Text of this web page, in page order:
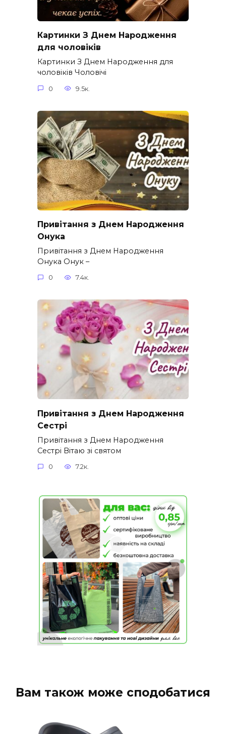
Картинки З Днем Народження
для чоловіків​
Картинки З Днем Народження для
чоловіків​ Чоловічі
0 9.5к.
Привітання з Днем Народження
Онука
Привітання з Днем Народження
Онука Онук –
0 7.4к.
Привітання з Днем Народження
Сестрі
Привітання з Днем Народження
Сестрі Вітаю зі святом
0 7.2к.
Вам також може сподобатися